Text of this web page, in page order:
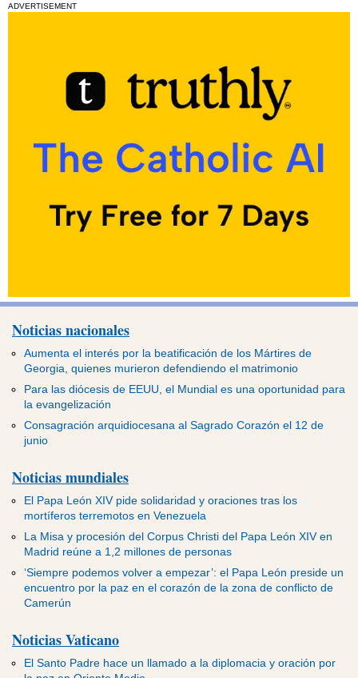
ADVERTISEMENT
Noticias nacionales
Aumenta el interés por la beatificación de los Mártires de
Georgia, quienes murieron defendiendo el matrimonio
Para las diócesis de EEUU, el Mundial es una oportunidad para
la evangelización
Consagración arquidiocesana al Sagrado Corazón el 12 de
junio
Noticias mundiales
El Papa León XIV pide solidaridad y oraciones tras los
mortíferos terremotos en Venezuela
La Misa y procesión del Corpus Christi del Papa León XIV en
Madrid reúne a 1,2 millones de personas
‘Siempre podemos volver a empezar’: el Papa León preside un
encuentro por la paz en el corazón de la zona de conflicto de
Camerún
Noticias Vaticano
El Santo Padre hace un llamado a la diplomacia y oración por